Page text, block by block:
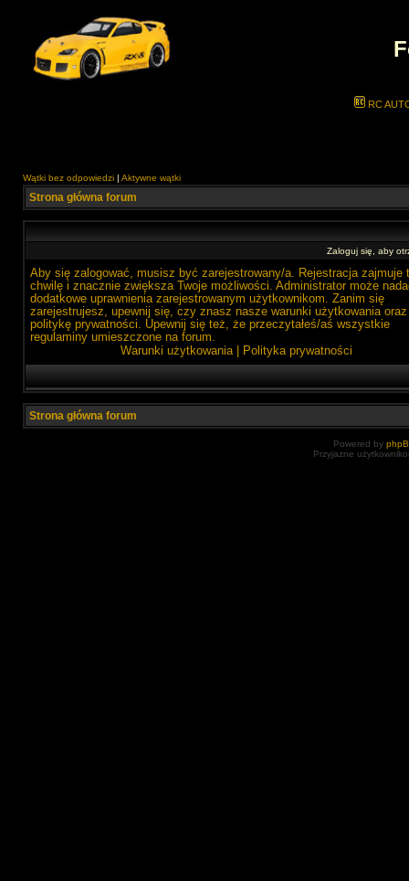
RC
Wątki bez odpowiedzi | Aktywne wątki
Strona główna forum
Zaloguj się, aby
Aby się zalogować, musisz być zarejestrowany/a. Rejestracja zajmuje
chwilę i znacznie zwiększa Twoje możliwości. Administrator może
dodatkowe uprawnienia zarejestrowanym użytkownikom. Zanim się
zarejestrujesz, upewnij się, czy znasz nasze warunki użytkowania oraz
politykę prywatności. Upewnij się też, że przeczytałeś/aś wszystkie
regulaminy umieszczone na forum.
Warunki użytkowania| Polityka prywatności
Strona główna forum
Powered by
Przyjazne